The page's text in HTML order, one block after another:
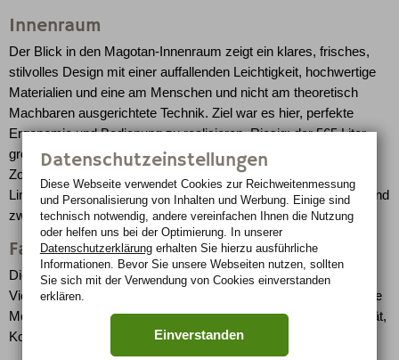
Innenraum
Der Blick in den Magotan-Innenraum zeigt ein klares, frisches,
stil­volles Design mit einer auffallenden Leichtigkeit, hochwertige
Mate­rialien und eine am Menschen und nicht am theoretisch
Machbaren ausgerichtete Technik. Ziel war es hier, perfekte
Ergonomie und Bedienung zu realisieren. Riesig: der 565 Liter
große Kofferraum. Eine als Sonderausstattung erhältliche Zwei-
Zonen-Klimaautomatik bietet, wie in der Volkswagen Luxus-
Limousine Phaeton, die Mög­lichkeit einer zugfreien Belüftung, und
zwar auf Knopfdruck.
Fahrwerk
Die via Hilfsrahmen akustisch von der Karosserie entkoppelte
Vierlenkerhinterachse sowie die mit Alukomponenten konzipierte
McPherson-Vorderachse des neuen Magotan garantieren Agilität,
Komfort und Sicherheit auf höchstem Niveau.
Datenschutzeinstellungen
Diese Webseite verwendet Cookies zur Reichweiten­messung
und Personalisierung von Inhalten und Werbung. Einige sind
technisch notwendig, andere vereinfachen Ihnen die Nutzung
oder helfen uns bei der Optimierung. In unserer
Datenschutzerklärungerhalten Sie hierzu ausführliche
Informationen. Bevor Sie unsere Webseiten nutzen, sollten
Sie sich mit der Verwendung von Cookies einverstanden
erklären.
Einverstanden